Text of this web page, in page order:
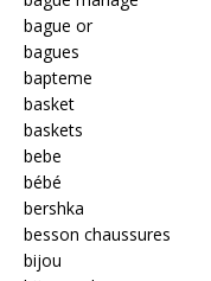
bague or
bagues
bapteme
basket
baskets
bebe
bébé
bershka
besson chaussures
bijou